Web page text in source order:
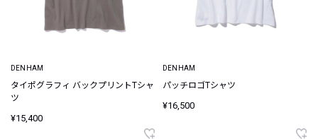
DENHAM
タイポグラフィ バックプリントTシャ
ツ
¥15,400
DENHAM
パッチロゴTシャツ
¥16,500